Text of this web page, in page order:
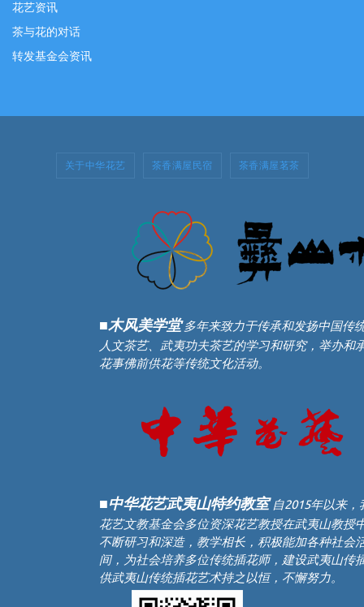
花艺资讯
茶与花的对话
转发基金会资讯
关于中华花艺 茶香满屋民宿 茶香满屋茗茶
■木风美学堂多年来致力于传承和发扬中国传
人文茶艺、武夷功夫茶艺的学习和研究，举办和
花事佛前供花等传统文化活动。
■中华花艺武夷山特约教室自2015年以来
花艺文教基金会多位资深花艺教授在武夷山教授
不断研习和深造，教学相长，积极能加各种社会
间，为社会培养多位传统插花师，建设武夷山传
供武夷山传统插花艺术持之以恒，不懈努力。